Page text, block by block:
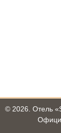
© 2026. Отель